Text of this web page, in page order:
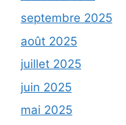
septembre 2025
août 2025
juillet 2025
juin 2025
mai 2025